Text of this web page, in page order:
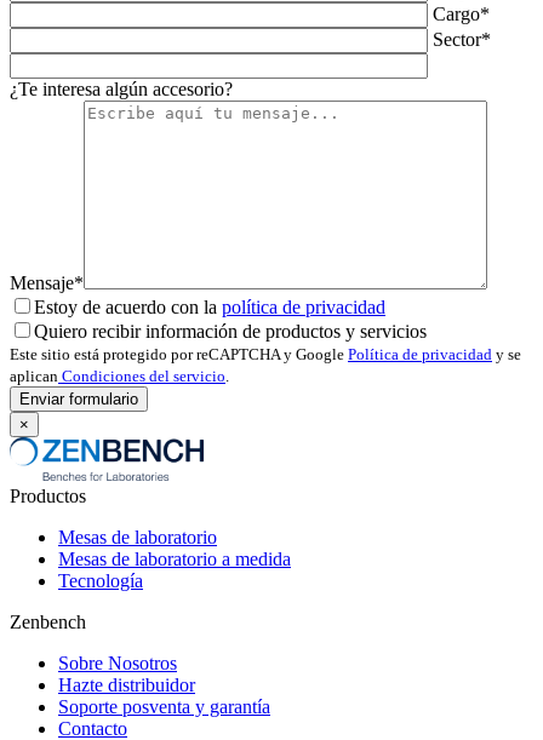
Cargo*
Sector*
¿Te interesa algún accesorio?
Mensaje*
Estoy de acuerdo con la política de privacidad
Quiero recibir información de productos y servicios
Este sitio está protegido por reCAPTCHA y Google Política de privacidad y se
aplican Condiciones del servicio
×
Productos
Mesas de laboratorio
Mesas de laboratorio a medida
Tecnología
Zenbench
Sobre Nosotros
Hazte distribuidor
Soporte posventa y garantía
Contacto